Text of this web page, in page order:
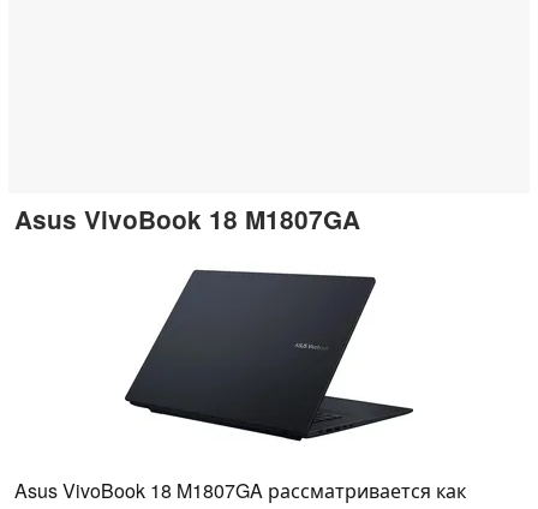
Asus VivoBook 18 M1807GA
Asus VivoBook 18 M1807GA рассматривается как